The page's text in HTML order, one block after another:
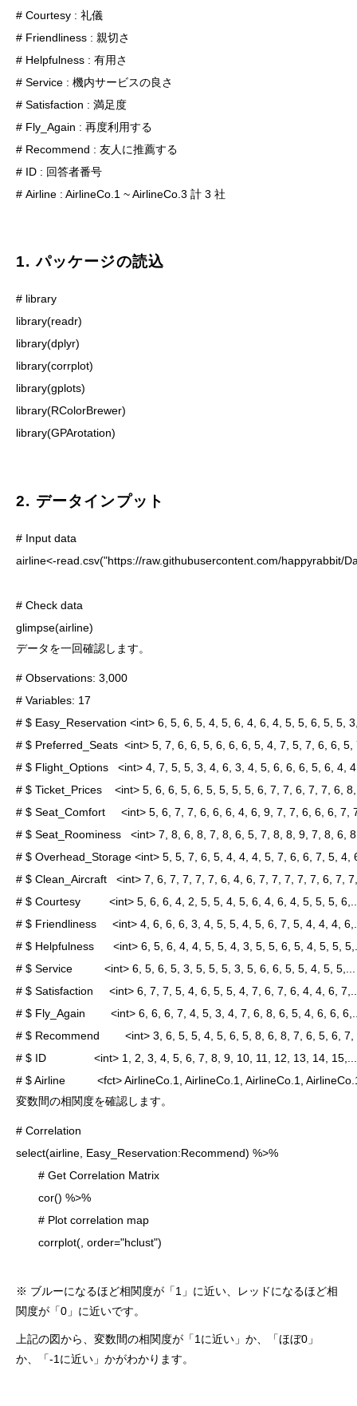
# Courtesy : 礼儀
# Friendliness : 親切さ
# Helpfulness : 有用さ
# Service : 機内サービスの良さ
# Satisfaction : 満足度
# Fly_Again : 再度利用する
# Recommend : 友人に推薦する
# ID : 回答者番号
# Airline : AirlineCo.1 ~ AirlineCo.3 計 3 社
1. パッケージの読込
# library
library(readr)
library(dplyr)
library(corrplot)
library(gplots)
library(RColorBrewer)
library(GPArotation)
2. データインプット
# Input data
airline<-read.csv("https://raw.githubusercontent.com/happyrabbit/
# Check data
glimpse(airline)
データを一回確認します。
# Observations: 3,000
# Variables: 17
# $ Easy_Reservation <int> 6, 5, 6, 5, 4, 5, 6, 4, 6, 4, 5, 5, 6, 5, 5,
# $ Preferred_Seats  <int> 5, 7, 6, 6, 5, 6, 6, 6, 5, 4, 7, 5, 7, 6, 6, 5,
# $ Flight_Options   <int> 4, 7, 5, 5, 3, 4, 6, 3, 4, 5, 6, 6, 6, 5, 6, 4,
# $ Ticket_Prices    <int> 5, 6, 6, 5, 6, 5, 5, 5, 5, 6, 7, 7, 6, 7, 7, 6,
# $ Seat_Comfort     <int> 5, 6, 7, 7, 6, 6, 6, 4, 6, 9, 7, 7, 6, 6, 6, 7,
# $ Seat_Roominess   <int> 7, 8, 6, 8, 7, 8, 6, 5, 7, 8, 8, 9, 7, 8, 6,
# $ Overhead_Storage <int> 5, 5, 7, 6, 5, 4, 4, 4, 5, 7, 6, 6, 7, 5, 4,
# $ Clean_Aircraft   <int> 7, 6, 7, 7, 7, 7, 6, 4, 6, 7, 7, 7, 7, 7, 6, 7,
# $ Courtesy         <int> 5, 6, 6, 4, 2, 5, 5, 4, 5, 6, 4, 6, 4, 5, 5, 5,
# $ Friendliness     <int> 4, 6, 6, 6, 3, 4, 5, 5, 4, 5, 6, 7, 5, 4, 4, 4,
# $ Helpfulness      <int> 6, 5, 6, 4, 4, 5, 5, 4, 3, 5, 5, 6, 5, 4, 5, 5,
# $ Service          <int> 6, 5, 6, 5, 3, 5, 5, 5, 3, 5, 6, 6, 5, 5, 4, 5, 5,...
# $ Satisfaction     <int> 6, 7, 7, 5, 4, 6, 5, 5, 4, 7, 6, 7, 6, 4, 4, 6,
# $ Fly_Again        <int> 6, 6, 6, 7, 4, 5, 3, 4, 7, 6, 8, 6, 5, 4, 6, 6,
# $ Recommend        <int> 3, 6, 5, 5, 4, 5, 6, 5, 8, 6, 8, 7, 6, 5, 6, 7,
# $ ID               <int> 1, 2, 3, 4, 5, 6, 7, 8, 9, 10, 11, 12, 13, 14, 15,...
# $ Airline          <fct> AirlineCo.1, AirlineCo.1, AirlineCo.1,
変数間の相関度を確認します。
# Correlation
select(airline, Easy_Reservation:Recommend) %>%
# Get Correlation Matrix
cor() %>%
# Plot correlation map
corrplot(, order="hclust")
※ ブルーになるほど相関度が「1」に近い、レッドになるほど相
関度が「0」に近いです。
上記の図から、変数間の相関度が「1に近い」か、「ほぼ0」
か、「-1に近い」かがわかります。